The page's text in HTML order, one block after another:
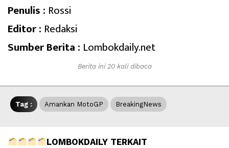
Penulis : Rossi
Editor : Redaksi
Sumber Berita : Lombokdaily.net
Berita ini 20 kali dibaca
Tag : Amankan MotoGP BreakingNews
LOMBOKDAILY TERKAIT